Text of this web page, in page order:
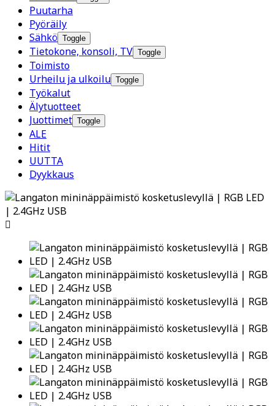
Puutarha
Pyöräily
Sähkö Toggle
Tietokone, konsoli, TV Toggle
Toimisto
Urheilu ja ulkoilu Toggle
Työkalut
Älytuotteet
Juottimet Toggle
ALE
Hitit
UUTTA
Dyykkaus
